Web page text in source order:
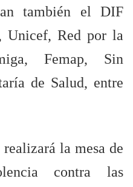
también el DIF
Unicef, Red por la
Femap, Sin
de Salud, entre
la mesa de
contra las